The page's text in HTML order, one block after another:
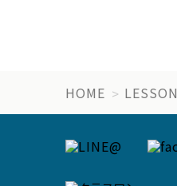
HOME LESSON